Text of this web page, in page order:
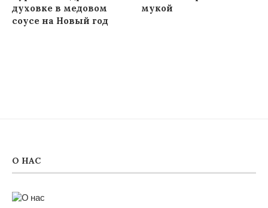
духовке в медовом
соусе на Новый год
мукой
О НАС